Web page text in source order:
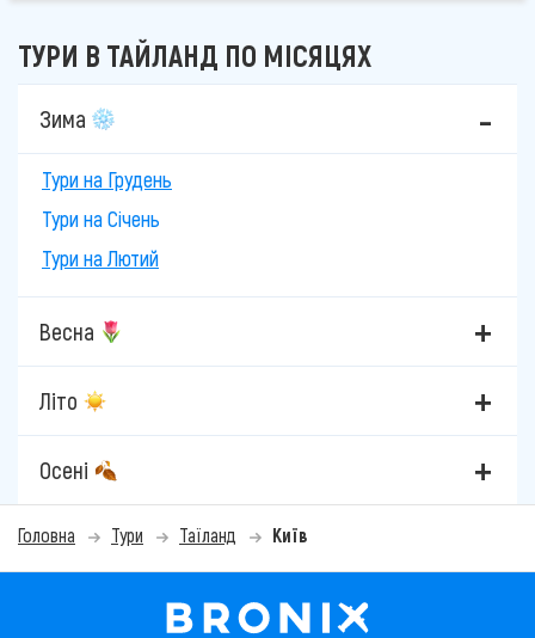
ТУРИ В ТАЙЛАНД ПО МІСЯЦЯХ
Зима
Тури на Грудень
Тури на Січень
Тури на Лютий
Весна
Літо
Осені
Головна Тури Таїланд Київ